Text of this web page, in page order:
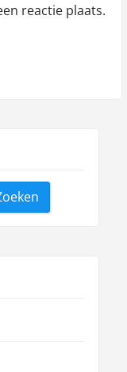
reactie plaats.